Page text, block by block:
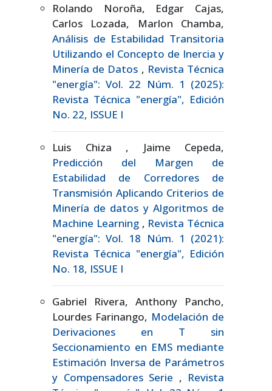
Rolando Noroña, Edgar Cajas,
Carlos Lozada, Marlon Chamba,
Análisis de Estabilidad Transitoria
Utilizando el Concepto de Inercia y
Minería de Datos , Revista Técnica
"energía": Vol. 22 Núm. 1 (2025):
Revista Técnica "energía", Edición
No. 22, ISSUE I
Luis Chiza , Jaime Cepeda,
Predicción del Margen de
Estabilidad de Corredores de
Transmisión Aplicando Criterios de
Minería de datos y Algoritmos de
Machine Learning , Revista Técnica
"energía": Vol. 18 Núm. 1 (2021):
Revista Técnica "energía", Edición
No. 18, ISSUE I
Gabriel Rivera, Anthony Pancho,
Lourdes Farinango, Modelación de
Derivaciones en T sin
Seccionamiento en EMS mediante
Estimación Inversa de Parámetros
y Compensadores Serie , Revista